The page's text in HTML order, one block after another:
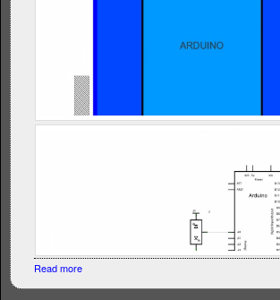
Read more